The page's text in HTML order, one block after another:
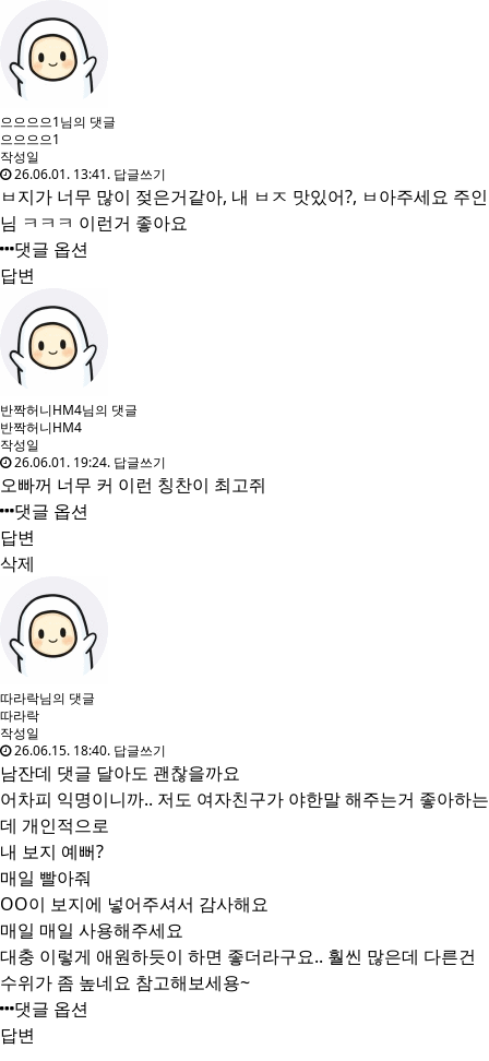
으으으으1님의 댓글
으으으으1
작성일
26.06.01. 13:41. 답글쓰기
ㅂ지가 너무 많이 젖은거같아, 내 ㅂㅈ 맛있어?, ㅂ아주세요 주인
님 ㅋㅋㅋ 이런거 좋아요
댓글 옵션
답변
반짝허니HM4님의 댓글
반짝허니HM4
작성일
26.06.01. 19:24. 답글쓰기
오빠꺼 너무 커 이런 칭찬이 최고쥐
댓글 옵션
답변
삭제
따라락님의 댓글
따라락
작성일
26.06.15. 18:40. 답글쓰기
남잔데 댓글 달아도 괜찮을까요
어차피 익명이니까.. 저도 여자친구가 야한말 해주는거 좋아하는
데 개인적으로
내 보지 예뻐?
매일 빨아줘
OO이 보지에 넣어주셔서 감사해요
매일 매일 사용해주세요
대충 이렇게 애원하듯이 하면 좋더라구요.. 훨씬 많은데 다른건
수위가 좀 높네요 참고해보세용~
댓글 옵션
답변